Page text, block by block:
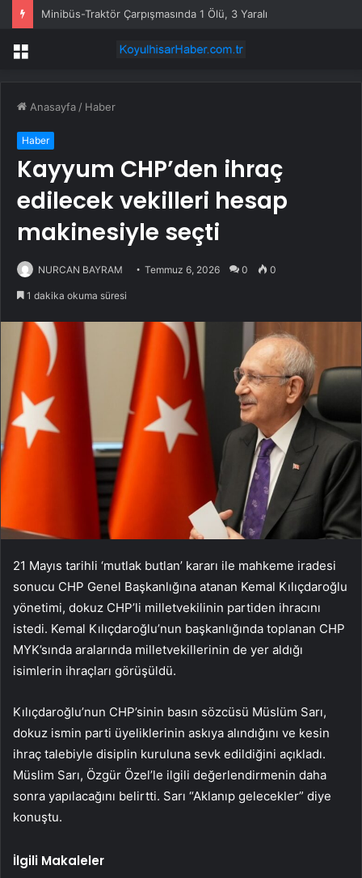
Minibüs-Traktör Çarpışmasında 1 Ölü, 3 Yaralı
Menü
Anasayfa / Haber
Haber
Kayyum CHP’den ihraç
edilecek vekilleri hesap
makinesiyle seçti
NURCAN BAYRAM Temmuz 6, 2026 0 0
1 dakika okuma süresi
21 Mayıs tarihli ‘mutlak butlan’ kararı ile mahkeme iradesi
sonucu CHP Genel Başkanlığına atanan Kemal Kılıçdaroğlu
yönetimi, dokuz CHP’li milletvekilinin partiden ihracını
istedi. Kemal Kılıçdaroğlu’nun başkanlığında toplanan CHP
MYK’sında aralarında milletvekillerinin de yer aldığı
isimlerin ihraçları görüşüldü.
Kılıçdaroğlu’nun CHP’sinin basın sözcüsü Müslüm Sarı,
dokuz ismin parti üyeliklerinin askıya alındığını ve kesin
ihraç talebiyle disiplin kuruluna sevk edildiğini açıkladı.
Müslim Sarı, Özgür Özel’le ilgili değerlendirmenin daha
sonra yapılacağını belirtti. Sarı “Aklanıp gelecekler” diye
konuştu.
İlgili Makaleler